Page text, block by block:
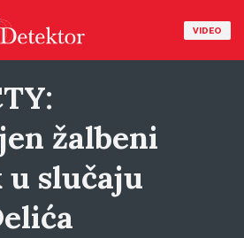
VIDEO
žalbeni
u slučaju